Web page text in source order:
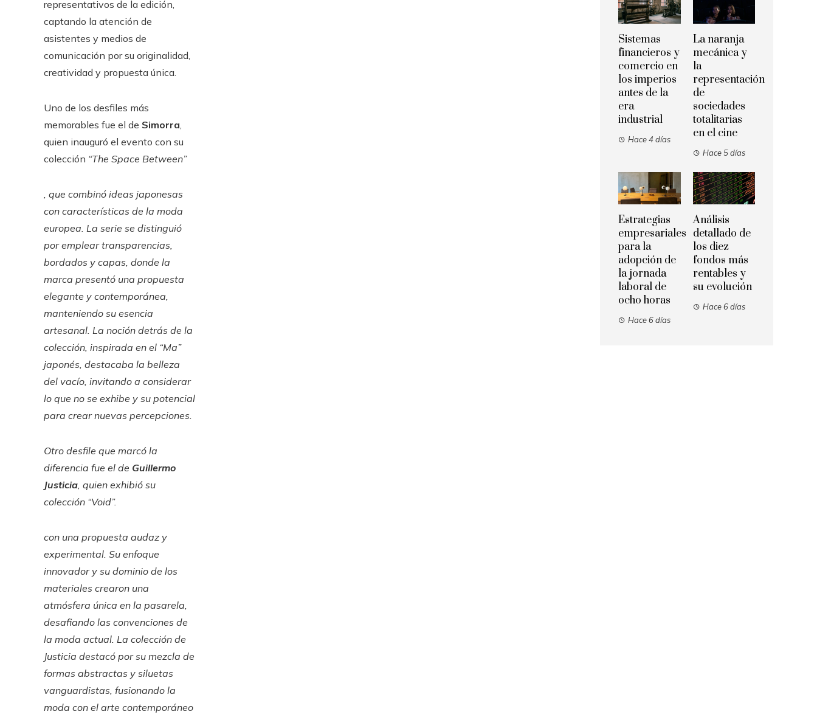
representativos de la edición,
captando la atención de
asistentes y medios de
comunicación por su originalidad,
creatividad y propuesta única.
Uno de los desfiles más
memorables fue el de Simorra
quien inauguró el evento con su
colección “The Space Between”
, que combinó ideas japonesas
con características de la moda
europea. La serie se distinguió
por emplear transparencias,
bordados y capas, donde la
marca presentó una propuesta
elegante y contemporánea,
manteniendo su esencia
artesanal. La noción detrás de la
colección, inspirada en el “Ma”
japonés, destacaba la belleza
del vacío, invitando a considerar
lo que no se exhibe y su potencial
para crear nuevas percepciones.
Otro desfile que marcó la
diferencia fue el de Guillermo
Justicia , quien exhibió su
colección “Void”.
con una propuesta audaz y
experimental. Su enfoque
innovador y su dominio de los
materiales crearon una
atmósfera única en la pasarela,
desafiando las convenciones de
la moda actual. La colección de
Justicia destacó por su mezcla de
formas abstractas y siluetas
vanguardistas, fusionando la
moda con el arte contemporáneo
Sistemas
financieros y
comercio en
los imperios
antes de la
era
industrial
Hace 4 días
La naranja
mecánica y
la
representación
de
sociedades
totalitarias
en el cine
Hace 5 días
Estrategias
empresariales
para la
adopción de
la jornada
laboral de
ocho horas
Hace 6 días
Análisis
detallado de
los diez
fondos más
rentables y
su evolución
Hace 6 días